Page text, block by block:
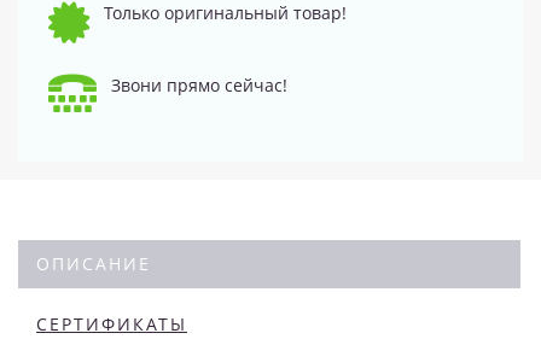
Только оригинальный товар!
Звони прямо сейчас!
ОПИСАНИЕ
СЕРТИФИКАТЫ